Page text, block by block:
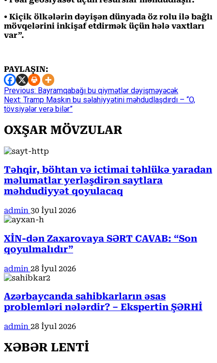
• Kiçik ölkələrin dəyişən dünyada öz rolu ilə bağlı
mövqelərini inkişaf etdirmək üçün hələ vaxtları
var”.
PAYLAŞIN:
Continue
Reading
Previous: Bayramqabağı bu qiymətlər dəyişməyəcək
Next: Tramp Maskın bu səlahiyyətini məhdudlaşdırdı – “O,
tövsiyələr verə bilər”
OXŞAR MÖVZULAR
Təhqir, böhtan və ictimai təhlükə yaradan
məlumatlar yerləşdirən saytlara
məhdudiyyət qoyulacaq
admin 30 İyul 2026
XİN-dən Zaxarovaya SƏRT CAVAB: “Son
qoyulmalıdır”
admin 28 İyul 2026
Azərbaycanda sahibkarların əsas
problemləri nələrdir? – Ekspertin ŞƏRHİ
admin 28 İyul 2026
XƏBƏR LENTİ